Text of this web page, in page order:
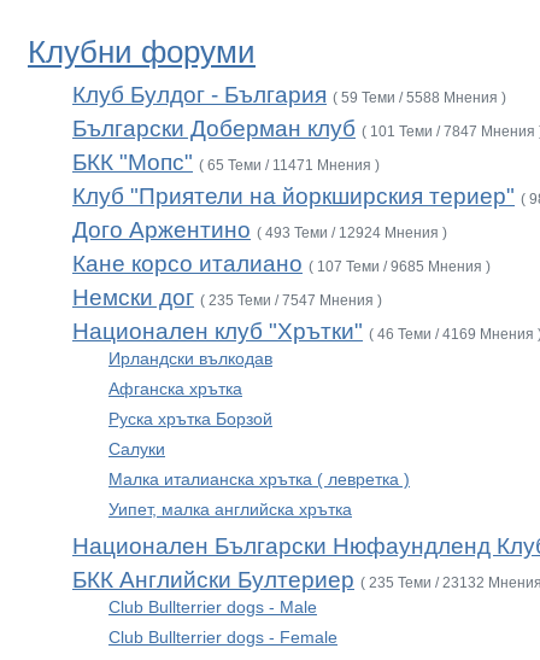
Клубни форуми
Клуб Булдог - България ( 59 Теми / 5588 Мнения )
Български Доберман клуб ( 101 Теми / 7847 Мнения
БКК "Мопс" ( 65 Теми / 11471 Мнения )
Клуб "Приятели на йоркширския териер" (
Дого Аржентино ( 493 Теми / 12924 Мнения )
Кане корсо италиано ( 107 Теми / 9685 Мнения )
Немски дог ( 235 Теми / 7547 Мнения )
Национален клуб "Хрътки" ( 46 Теми / 4169 Мнения
Ирландски вълкодав
Афганска хрътка
Руска хрътка Борзой
Салуки
Малка италианска хрътка ( левретка )
Уипет, малка английска хрътка
Национален Български Нюфаундленд
БКК Английски Бултериер ( 235 Теми / 23132
Club Bullterrier dogs - Male
Club Bullterrier dogs - Female